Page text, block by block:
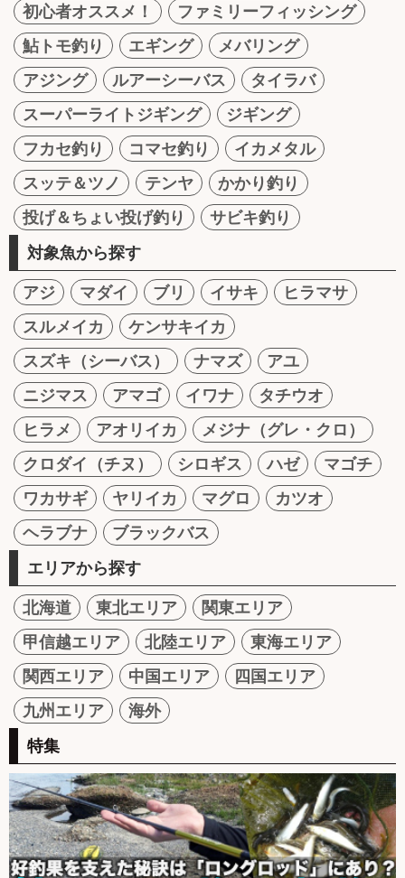
初心者オススメ！
ファミリーフィッシング
鮎トモ釣り
エギング
メバリング
アジング
ルアーシーバス
タイラバ
スーパーライトジギング
ジギング
フカセ釣り
コマセ釣り
イカメタル
スッテ＆ツノ
テンヤ
かかり釣り
投げ＆ちょい投げ釣り
サビキ釣り
対象魚から探す
アジ マダイ ブリ イサキ
ヒラマサ
スルメイカ
ケンサキイカ
スズキ（シーバス）
ナマズ
アユ
ニジマス
アマゴ イワナ
タチウオ
ヒラメ
アオリイカ
メジナ（グレ・クロ）
クロダイ（チヌ）
シロギス ハゼ
マゴチ
ワカサギ
ヤリイカ マグロ
カツオ
ヘラブナ
ブラックバス
エリアから探す
北海道 東北エリア
関東エリア
甲信越エリア
北陸エリア
東海エリア
関西エリア
中国エリア
四国エリア
九州エリア
海外
特集